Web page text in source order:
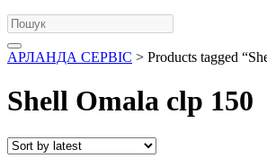
АРЛАНДА СЕРВІС > Products tagged
Shell Omala clp 150